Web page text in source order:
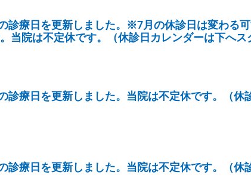
診療日を更新しました。※7月の休診日は変わる
当院は不定休です。（休診日カレンダーは下へス
診療日を更新しました。当院は不定休です。（休
診療日を更新しました。当院は不定休です。（休